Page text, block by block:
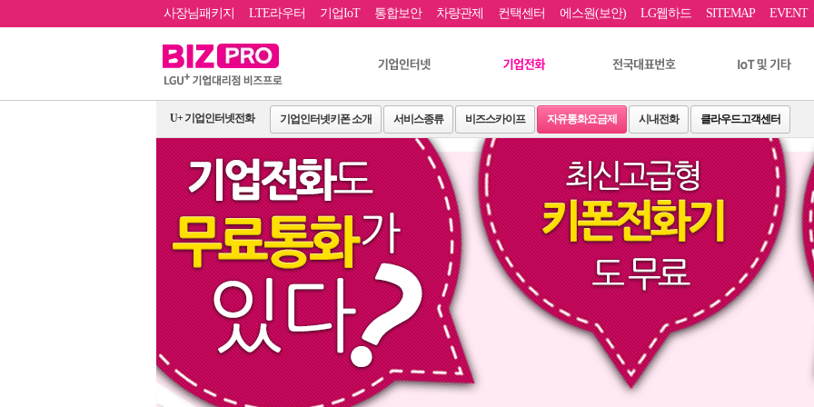
사장님패키지 LTE라우터 기업IoT 통합보안 차량관제 컨택센터 에스원(보안) LG웹하드 SITEMAP EVENT
U+ 기업인터넷전화 기업인터넷키폰 소개 서비스종류 비즈스카이프 자유통화요금제 시내전화 클라우드고객센터